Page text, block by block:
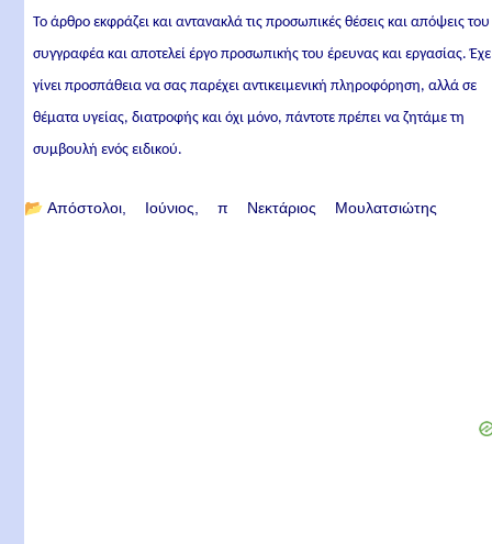
Το άρθρο εκφράζει και αντανακλά τις προσωπικές θέσεις και απόψεις του
συγγραφέα και αποτελεί έργο προσωπικής του έρευνας και εργασίας.
γίνει προσπάθεια να σας παρέχει αντικειμενική πληροφόρηση, αλλά σε
θέματα υγείας, διατροφής και όχι μόνο, πάντοτε πρέπει να ζητάμε τη
συμβουλή ενός ειδικού.
📂 Απόστολοι Ιούνιος π Νεκτάριος Μουλατσιώτης